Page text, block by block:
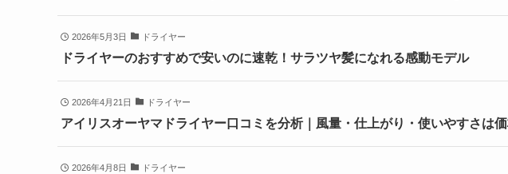
2026年5月3日 ドライヤー
ドライヤーのおすすめで安いのに速乾！サラツヤ髪になれる感動モデル
2026年4月21日 ドライヤー
アイリスオーヤマドライヤー口コミを分析｜風量・仕上がり・使いやすさは
2026年4月8日 ドライヤー